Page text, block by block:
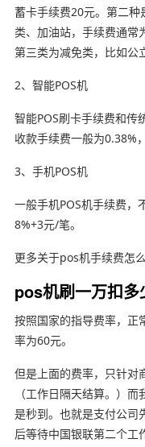
蓄卡手续费20元。第二
类、加油站，手续费通常
第三类为减免类，比如公
2、智能POS机
智能POS刷卡手续费和传
收款手续费一般为0.38%
3、手机POS机
一般手机POS机手续费，
8%+3元/笔。
更多关于pos机手续费怎
pos机刷一万扣多
按照国家的指导费率，正
率为60元。
但是上面的费率，只针对
（工作日隔天结算。）
是秒到。也就是支付公司
后等待中国银联第二个工